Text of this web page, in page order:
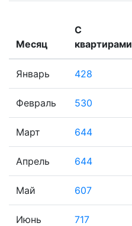
Месяц
С
квартирами
Январь 428
Февраль 530
Март 644
Апрель 644
Май 607
Июнь 717